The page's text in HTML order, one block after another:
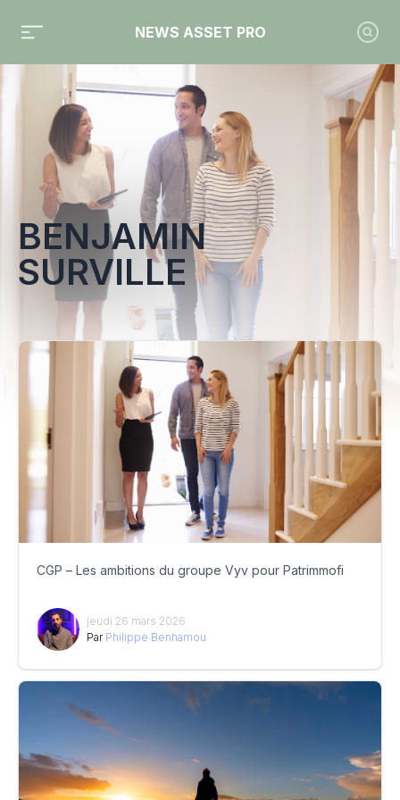
NEWS ASSET PRO
Toute l'actualité sur le tag "Benjamin Surville"
BENJAMIN
SURVILLE
CGP – Les ambitions du groupe Vyv pour Patrimmofi
jeudi 26 mars 2026
Par Philippe Benhamou